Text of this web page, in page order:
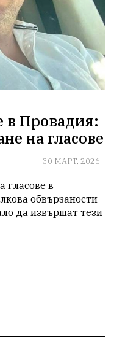
в Провадия:
на гласове
30 МАРТ, 2026
гласове в
обвързаности
да извършат тези